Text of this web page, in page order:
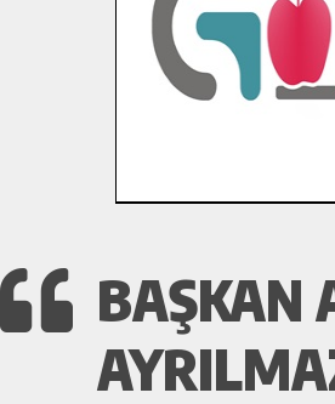
Bertiz’in Yeni
BAŞKAN